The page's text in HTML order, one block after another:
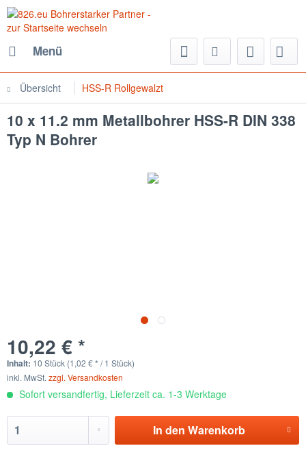
Menü
Übersicht HSS-R Rollgewalzt
10 x 11.2 mm Metallbohrer HSS-R DIN 338
Typ N Bohrer
10,22 € *
Inhalt: 10 Stück (1,02 € * / 1 Stück)
inkl. MwSt. zzgl. Versandkosten
Sofort versandfertig, Lieferzeit ca. 1-3 Werktage
In den Warenkorb